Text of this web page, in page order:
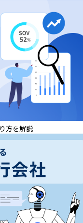
方を解説